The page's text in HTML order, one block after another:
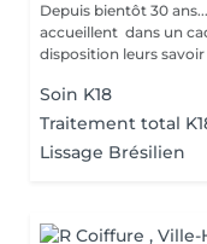
Depuis bientôt 30 ans.... Christian et son équipe
accueillent dans un
disposition leurs savoir
Soin K18
Traitement total
Lissage Brésilien